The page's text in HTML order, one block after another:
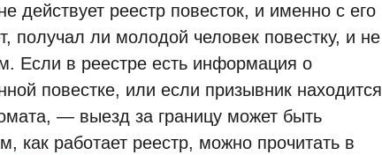
действует реестр повесток, и именно с его
ли молодой человек повестку, и не
Если в реестре есть информация о
повестке, или если призывник находится
— выезд за границу может быть
как работает реестр, можно прочитать в